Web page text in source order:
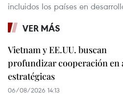
incluidos los países en
VER MÁS
Vietnam y EE.UU. buscan
profundizar cooperación en
estratégicas
06/08/2026 14:13